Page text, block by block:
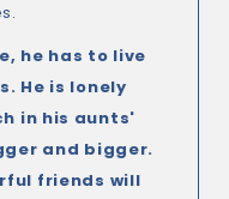
he has to live
He is lonely
in his aunts'
and bigger.
friends will